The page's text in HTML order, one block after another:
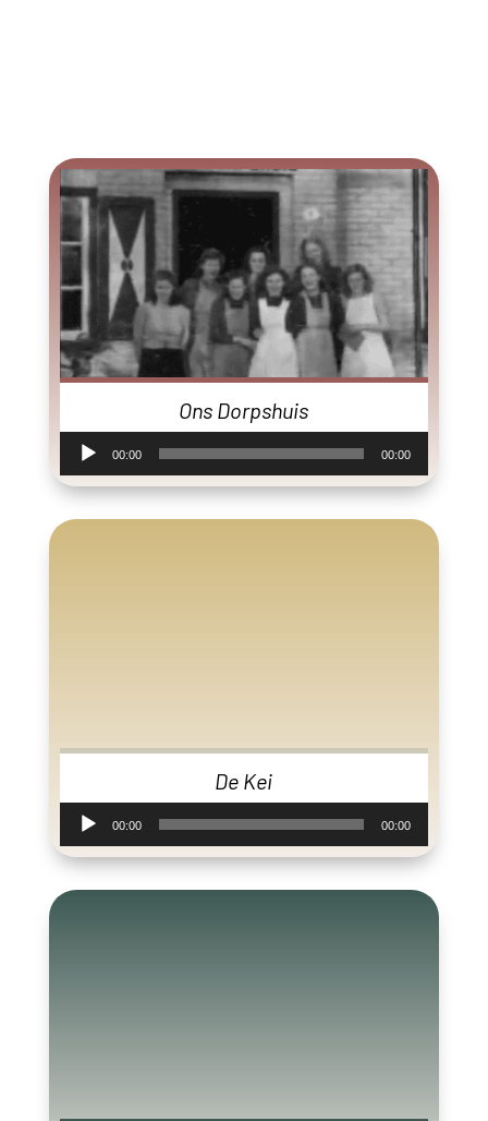
Ons Dorpshuis
Audiospeler
00:00 00:00
De Kei
Audiospeler
00:00 00:00